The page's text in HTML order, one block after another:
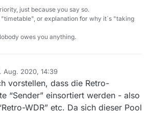
länger mit SWR Retro online ist, dass
bei weitem nicht alles in den Filmlisten
just because you say so.
or explanation for why it´s "taking
owes you anything.
Aug. 2020, 14:39
vorstellen, dass die Retro-
“Sender” einsortiert werden - also
WDR” etc. Da sich dieser Pool